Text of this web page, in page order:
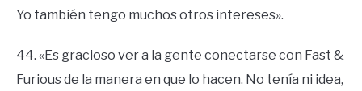
Yo también tengo muchos otros intereses».
44. «Es gracioso ver a la gente conectarse con Fast &
Furious de la manera en que lo hacen. No tenía ni idea,